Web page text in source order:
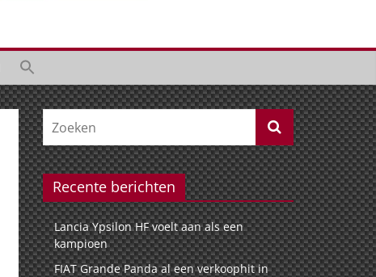
Recente berichten
Lancia Ypsilon HF voelt aan als een
kampioen
FIAT Grande Panda al een verkoophit in